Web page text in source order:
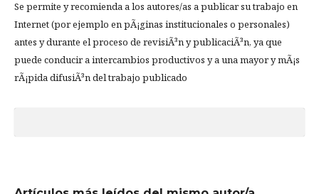
Se permite y recomienda a los autores/as a publicar su trabajo en
Internet (por ejemplo en pÃ¡ginas institucionales o personales)
antes y durante el proceso de revisiÃ³n y publicaciÃ³n, ya que
puede conducir a intercambios productivos y a una mayor y mÃ¡s
rÃ¡pida difusiÃ³n del trabajo publicado